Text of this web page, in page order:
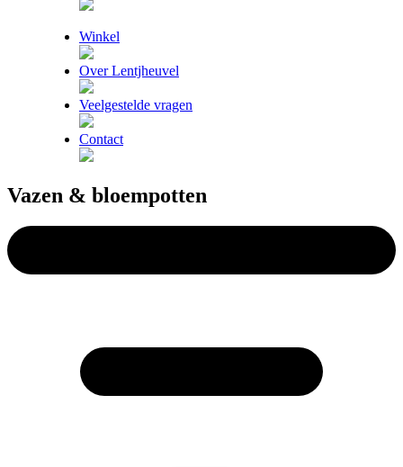
Winkel
Over Lentjheuvel
Veelgestelde vragen
Contact
Vazen & bloempotten